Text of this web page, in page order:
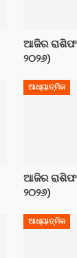
ଆଜିର
୨୦୨୬)
ଆଧ୍ୟାତ୍ମିକ
ଆଜିର
୨୦୨୬)
ଆଧ୍ୟାତ୍ମିକ